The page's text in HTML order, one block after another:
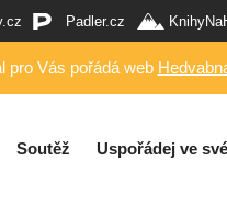
Padler.cz
pro Vás pořádá web
Soutěž Uspořádej ve